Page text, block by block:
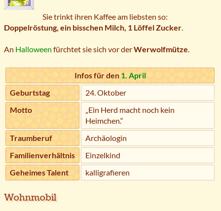
Sie trinkt ihren Kaffee am liebsten so:
Doppelröstung, ein bisschen Milch, 1 Löffel Zucker.
An Halloween fürchtet sie sich vor derWerwolfmütze.
Infos für den 1. April
Geburtstag
24. Oktober
Motto
„Ein Herd macht noch kein
Heimchen.“
Traumberuf
Archäologin
Familienverhältnis
Einzelkind
Geheimes Talent
kalligrafieren
Wohnmobil